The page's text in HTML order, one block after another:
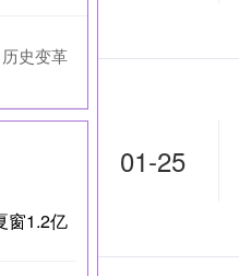
01-25
史变革
窗1.2亿